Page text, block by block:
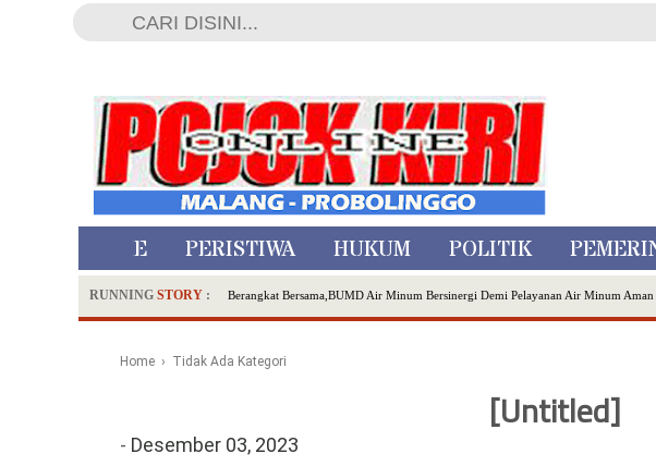
HOME PERISTIWA HUKUM POLITIK
RUNNING STORY : Berangkat Bersama,BUMD Air Minum Bersinergi Demi Pelayanan Air Minum Aman
Dua Pelaku Pembunuhan Manusia Silver di Probolinggo Ditangkap di Kediri,Satu
Hadirkan Tujuh Sapta Pesona Wisata di Amfiteater, Mikutopia Buka Rekrutmen
Polsek Wonoasih Perkuat Ketahanan Pangan Lewat Dialog Bersama Petani
RILIS RAPAT PLENO TERBUKA PEMUTAKHIRAN DATA PEMILIH
Home › Tidak Ada Kategori
[Untitled]
- Desember 03, 2023